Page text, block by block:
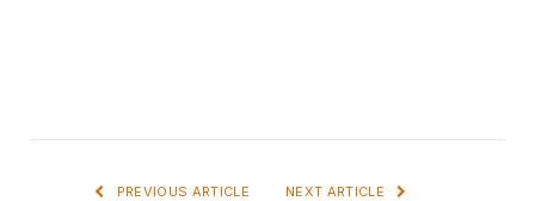
PREVIOUS ARTICLE NEXT ARTICLE